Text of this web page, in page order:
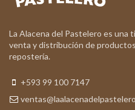
La Alacena del Pastelero es una
venta y distribución de
repostería.
+593 99 100 7147